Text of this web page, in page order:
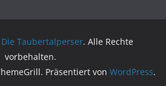
Die Taubertalperser. Alle Rechte
vorbehalten.
Präsentiert von WordPress.